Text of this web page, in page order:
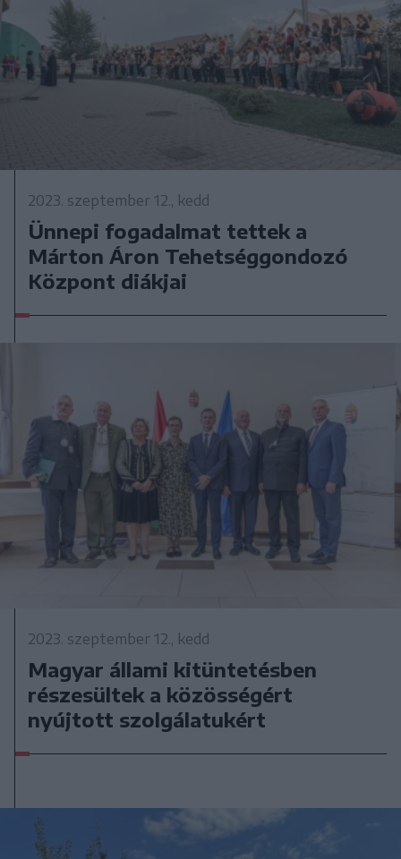
2023. szeptember 12., kedd
Ünnepi fogadalmat tettek a
Márton Áron Tehetséggondozó
Központ diákjai
2023. szeptember 12., kedd
Magyar állami kitüntetésben
részesültek a közösségért
nyújtott szolgálatukért